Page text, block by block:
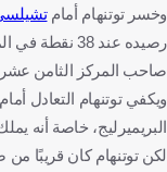
وخسر توتنهام أمام
رصيده عند 38
صاحب المركز الثامن عشر
ويكفي توتنهام التعادل
البريميرليج، خاصة أنه
لكن توتنهام كان قريبًا